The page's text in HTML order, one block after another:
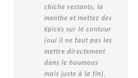
chiche restants, la
menthe et mettez des
épices sur le contour
(oui il ne faut pas les
mettre directement
dans le houmous
mais juste à la fin).